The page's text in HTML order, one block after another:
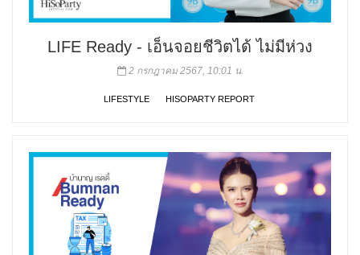
LIFE Ready - เอ็นจอยชีวิตได้ ไม่มีห่วง
2 กรกฎาคม 2567, 10:01 น.
LIFESTYLE HISOPARTY REPORT